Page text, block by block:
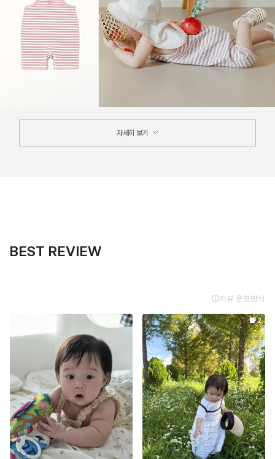
자세히 보기
BEST REVIEW